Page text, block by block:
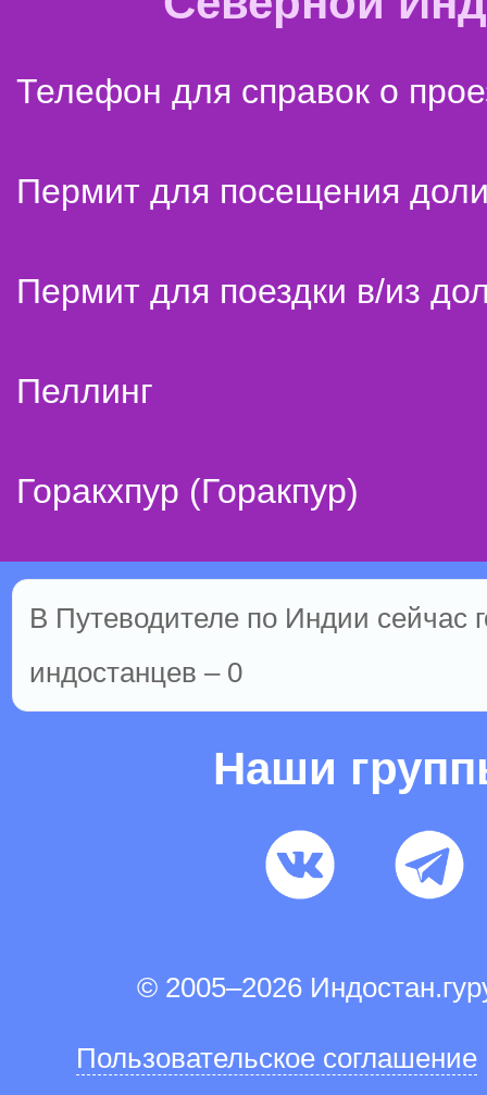
Телефон для справок о
Пермит для посещения
Пермит для поездки в/из
Пеллинг
Горакхпур (Горакпур)
В Путеводителе по Индии сейчас
индостанцев – 0
Наши
© 2005–2026
Пользовательское соглашение